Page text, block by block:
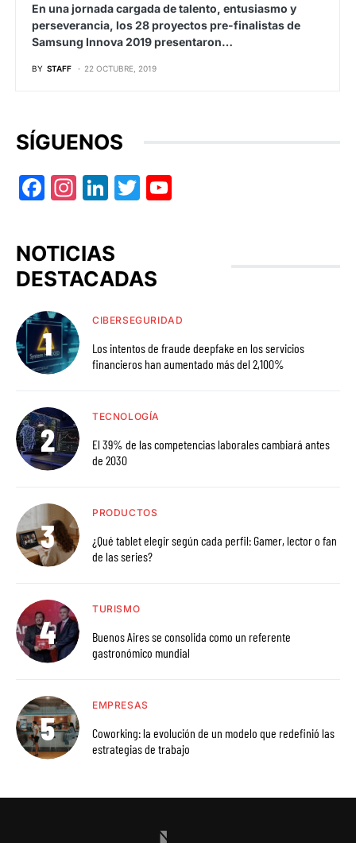
En una jornada cargada de talento, entusiasmo y
perseverancia, los 28 proyectos pre-finalistas de
Samsung Innova 2019 presentaron…
BY STAFF 22 OCTUBRE, 2019
SÍGUENOS
Facebook
Instagram
LinkedIn
Twitter
NOTICIAS
DESTACADAS
CIBERSEGURIDAD
Los intentos de fraude deepfake en los servicios
financieros han aumentado más del 2,100%
TECNOLOGÍA
El 39% de las competencias laborales cambiará antes
de 2030
PRODUCTOS
¿Qué tablet elegir según cada perfil: Gamer, lector o fan
de las series?
TURISMO
Buenos Aires se consolida como un referente
gastronómico mundial
EMPRESAS
Coworking: la evolución de un modelo que redefinió las
estrategias de trabajo